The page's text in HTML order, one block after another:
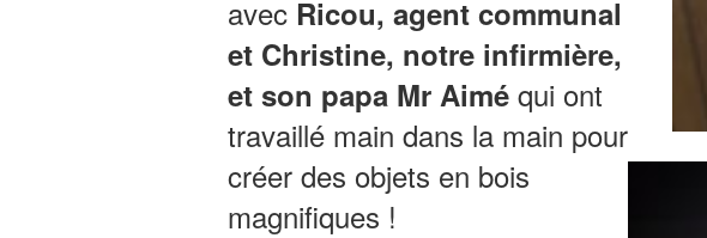
avec Ricou, agent communal
et Christine, notre infirmière,
et son papa Mr Aiméqui ont
travaillé main dans la main pour
créer des objets en bois
magnifiques !